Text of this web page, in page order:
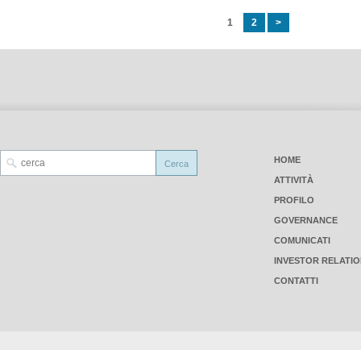
1 2 >
HOME
ATTIVITÀ
PROFILO
GOVERNANCE
COMUNICATI
INVESTOR
CONTATTI